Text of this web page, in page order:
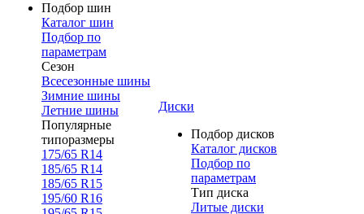
Подбор шин
Каталог шин
Подбор по
параметрам
Сезон
Всесезонные шины
Зимние шины
Летние шины
Популярные
типоразмеры
175/65 R14
185/65 R14
185/65 R15
195/60 R16
Диски
Подбор дисков
Каталог дисков
Подбор по
параметрам
Тип диска
Литые диски